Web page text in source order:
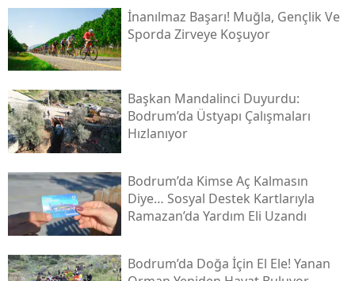
İnanılmaz Başarı! Muğla, Gençlik Ve
Sporda Zirveye Koşuyor
Başkan Mandalinci Duyurdu:
Bodrum’da Üstyapı Çalışmaları
Hızlanıyor
Bodrum’da Kimse Aç Kalmasın
Diye… Sosyal Destek Kartlarıyla
Ramazan’da Yardım Eli Uzandı
Bodrum’da Doğa İçin El Ele! Yanan